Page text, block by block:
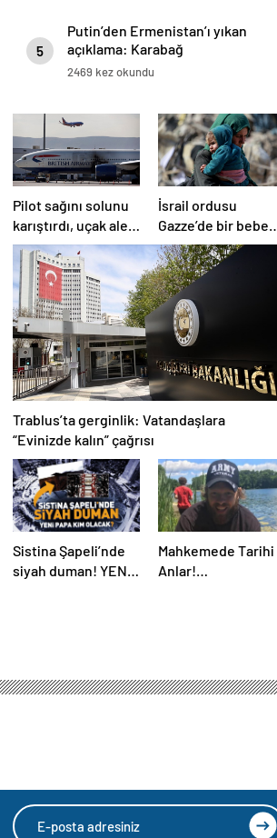
5
Putin’den Ermenistan’ı yıkan
açıklama: Karabağ
Azerbaycan’ın ayrılmaz bir
2469 kez okundu
Pilot sağını solunu
karıştırdı, uçak alev
aldı
İsrail ordusu
Gazze’de bir bebek
daha öldürdü
Trablus’ta gerginlik: Vatandaşlara
“Evinizde kalın” çağrısı
Sistina Şapeli’nde
siyah duman! YENİ
Mahkemede Tarihi
Anlar!